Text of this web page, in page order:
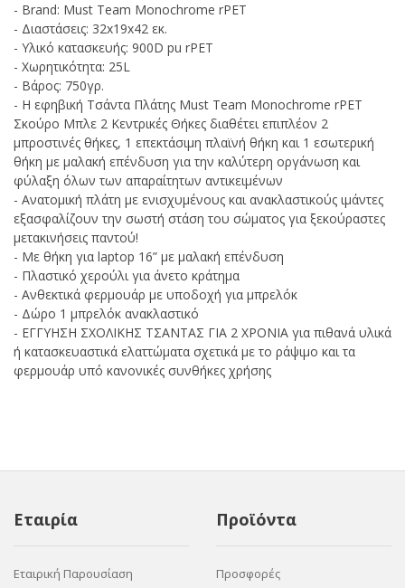
- Brand: Must Team Monochrome rPET
- Διαστάσεις: 32x19x42 εκ.
- Υλικό κατασκευής: 900D pu rPET
- Χωρητικότητα: 25L
- Βάρος: 750γρ.
- Η εφηβική Τσάντα Πλάτης Must Team Monochrome rPET
Σκούρο Μπλε 2 Κεντρικές Θήκες διαθέτει επιπλέον 2
μπροστινές θήκες, 1 επεκτάσιμη πλαϊνή θήκη και 1 εσωτερική
θήκη με μαλακή επένδυση για την καλύτερη οργάνωση και
φύλαξη όλων των απαραίτητων αντικειμένων
- Ανατομική πλάτη με ενισχυμένους και ανακλαστικούς ιμάντες
εξασφαλίζουν την σωστή στάση του σώματος για ξεκούραστες
μετακινήσεις παντού!
- Με θήκη για laptop 16” με μαλακή επένδυση
- Πλαστικό χερούλι για άνετο κράτημα
- Ανθεκτικά φερμουάρ με υποδοχή για μπρελόκ
- Δώρο 1 μπρελόκ ανακλαστικό
- ΕΓΓΥΗΣΗ ΣΧΟΛΙΚΗΣ ΤΣΑΝΤΑΣ ΓΙΑ 2 ΧΡΟΝΙΑ για πιθανά υλικά
ή κατασκευαστικά ελαττώματα σχετικά με το ράψιμο και τα
φερμουάρ υπό κανονικές συνθήκες χρήσης
Εταιρία
Εταιρική Παρουσίαση
Προϊόντα
Προσφορές